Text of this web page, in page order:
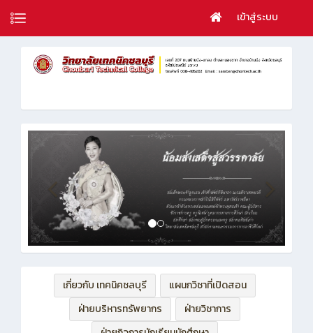
เข้าสู่ระบบ
เกี่ยวกับ เทคนิคชลบุรี
แผนกวิชาที่เปิดสอน
ฝ่ายบริหารทรัพยากร
ฝ่ายวิชาการ